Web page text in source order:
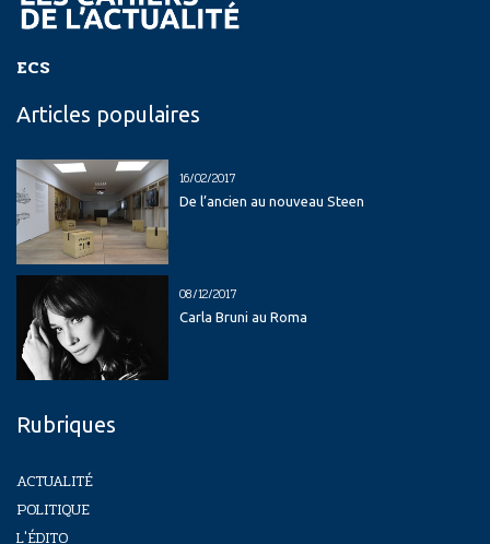
ECS
Articles populaires
16/02/2017
De l’ancien au nouveau Steen
08/12/2017
Carla Bruni au Roma
Rubriques
ACTUALITÉ
POLITIQUE
L'ÉDITO